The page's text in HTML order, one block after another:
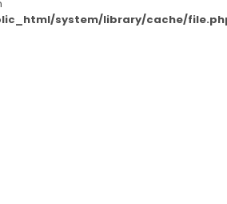
system/library/cache/